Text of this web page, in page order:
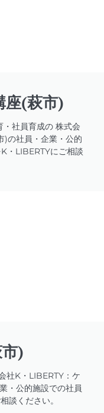
座(萩市)
社員育成の 株式会
)の社員・企業・公的
・LIBERTYにご相談
)
社K・LIBERTY：ケ
・公的施設での社員
談ください。